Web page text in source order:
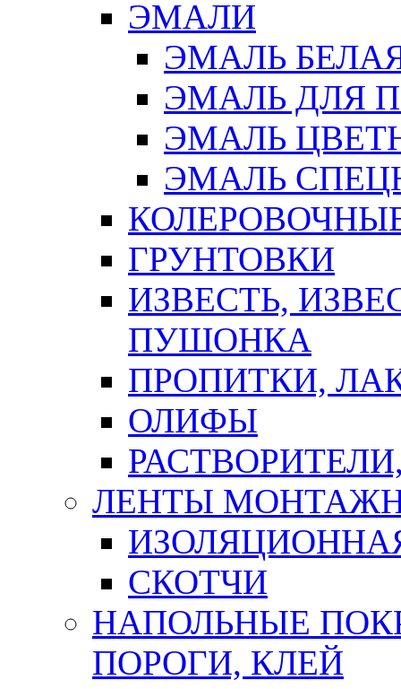
ЭМАЛИ
ЭМАЛЬ
ЭМАЛЬ ДЛЯ
ЭМАЛЬ
ЭМАЛЬ
ГРУНТОВКИ
ИЗВЕСТЬ,
ПУШОНКА
ПРОПИТКИ,
ОЛИФЫ
ЛЕНТЫ
СКОТЧИ
НАПОЛЬНЫЕ
ПОРОГИ, КЛЕЙ